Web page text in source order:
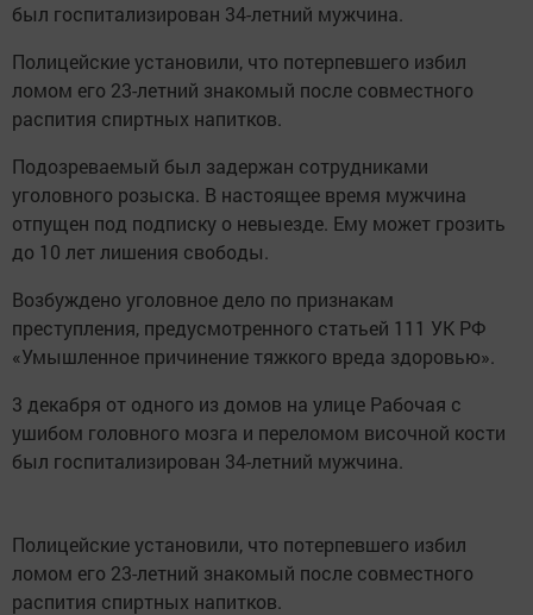
был госпитализирован 34-летний мужчина.
Полицейские установили, что потерпевшего избил
ломом его 23-летний знакомый после совместного
распития спиртных напитков.
Подозреваемый был задержан сотрудниками
уголовного розыска. В настоящее время мужчина
отпущен под подписку о невыезде. Ему может грозить
до 10 лет лишения свободы.
Возбуждено уголовное дело по признакам
преступления, предусмотренного статьей 111 УК РФ
«Умышленное причинение тяжкого вреда здоровью».
3 декабря от одного из домов на улице Рабочая с
ушибом головного мозга и переломом височной кости
был госпитализирован 34-летний мужчина.
Полицейские установили, что потерпевшего избил
ломом его 23-летний знакомый после совместного
распития спиртных напитков.